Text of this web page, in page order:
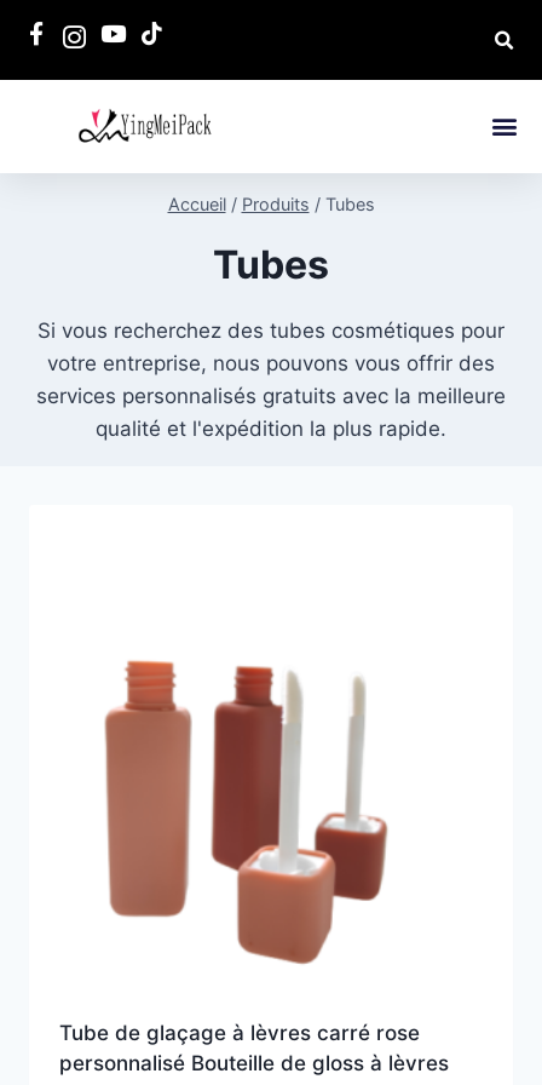
Accueil / Produits / Tubes
Tubes
Si vous recherchez des tubes cosmétiques pour
votre entreprise, nous pouvons vous offrir des
services personnalisés gratuits avec la meilleure
qualité et l'expédition la plus rapide.
Tube de glaçage à lèvres carré rose
personnalisé Bouteille de gloss à lèvres